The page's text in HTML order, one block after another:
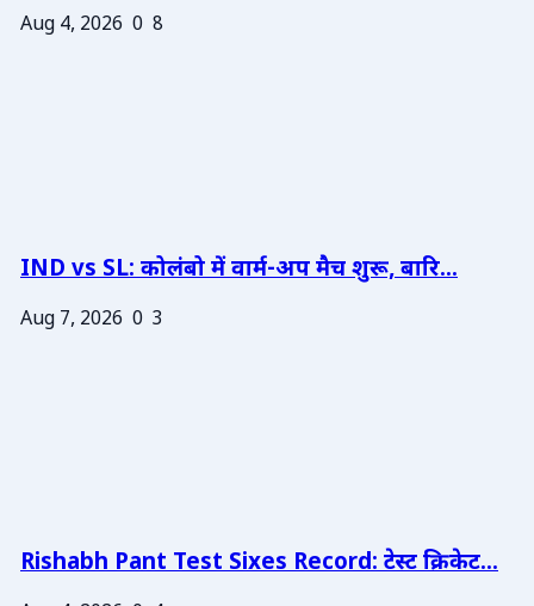
Aug 4, 2026 0 8
IND vs SL: कोलंबो में वार्म-अप मैच शुरू, बारि...
Aug 7, 2026 0 3
Rishabh Pant Test Sixes Record: टेस्ट क्रिकेट...